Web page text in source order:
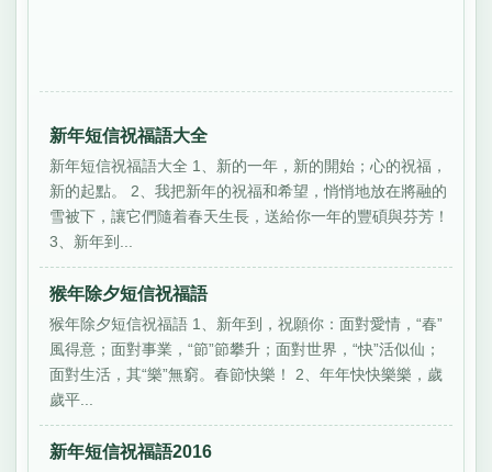
新年短信祝福語大全
新年短信祝福語大全 1、新的一年，新的開始；心的祝福，
新的起點。 2、我把新年的祝福和希望，悄悄地放在將融的
雪被下，讓它們隨着春天生長，送給你一年的豐碩與芬芳！
3、新年到...
猴年除夕短信祝福語
猴年除夕短信祝福語 1、新年到，祝願你：面對愛情，“春”
風得意；面對事業，“節”節攀升；面對世界，“快”活似仙；
面對生活，其“樂”無窮。春節快樂！ 2、年年快快樂樂，歲
歲平...
新年短信祝福語2016